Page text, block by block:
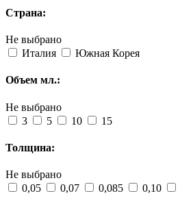
Страна:
Не выбрано
Италия
Южная Корея
Объем мл.:
Не выбрано
3
5 10 15
Толщина:
Не выбрано
0,05
0,07 0,085 0,10